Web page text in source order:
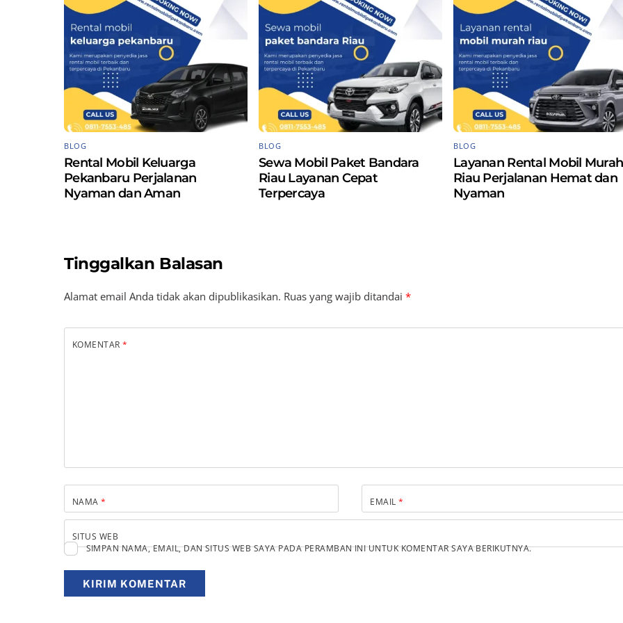
BLOG
Rental Mobil Keluarga
Pekanbaru Perjalanan
Nyaman dan Aman
BLOG
Sewa Mobil Paket Bandara
Riau Layanan Cepat
Terpercaya
BLOG
Layanan Rental Mobil Murah
Riau Perjalanan Hemat dan
Nyaman
Tinggalkan Balasan
Alamat email Anda tidak akan dipublikasikan. Ruas yang wajib ditandai *
KOMENTAR*
NAMA* EMAIL*
SITUS WEB
SIMPAN NAMA, EMAIL, DAN SITUS WEB SAYA PADA PERAMBAN INI UNTUK KOMENTAR SAYA BERIKUTNYA.